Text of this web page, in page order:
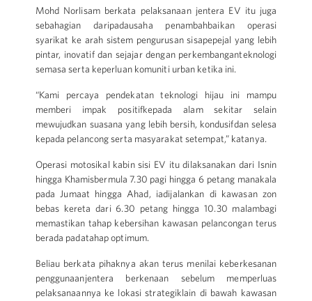
Mohd Norlisam berkata pelaksanaan jentera EV itu juga
sebahagian daripadausaha penambahbaikan operasi
syarikat ke arah sistem pengurusan sisapepejal yang lebih
pintar, inovatif dan sejajar dengan perkembanganteknologi
semasa serta keperluan komuniti urban ketika ini.
“Kami percaya pendekatan teknologi hijau ini mampu
memberi impak positifkepada alam sekitar selain
mewujudkan suasana yang lebih bersih, kondusifdan selesa
kepada pelancong serta masyarakat setempat,” katanya.
Operasi motosikal kabin sisi EV itu dilaksanakan dari Isnin
hingga Khamisbermula 7.30 pagi hingga 6 petang manakala
pada Jumaat hingga Ahad, iadijalankan di kawasan zon
bebas kereta dari 6.30 petang hingga 10.30 malambagi
memastikan tahap kebersihan kawasan pelancongan terus
berada padatahap optimum.
Beliau berkata pihaknya akan terus menilai keberkesanan
penggunaanjentera berkenaan sebelum memperluas
pelaksanaannya ke lokasi strategiklain di bawah kawasan